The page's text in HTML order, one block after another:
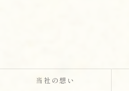
当社の想い